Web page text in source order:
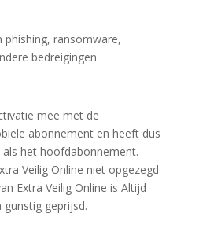
ransomware,
bedreigingen.
mee met de
abonnement en heeft dus
het hoofdabonnement.
Veilig Online niet opgezegd
Extra Veilig Online is Altijd
gunstig geprijsd.